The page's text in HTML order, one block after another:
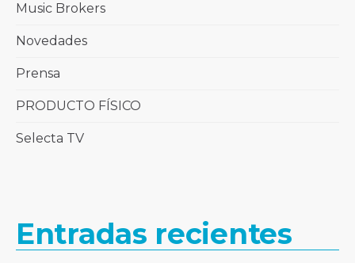
Music Brokers
Novedades
Prensa
PRODUCTO FÍSICO
Selecta TV
Entradas recientes